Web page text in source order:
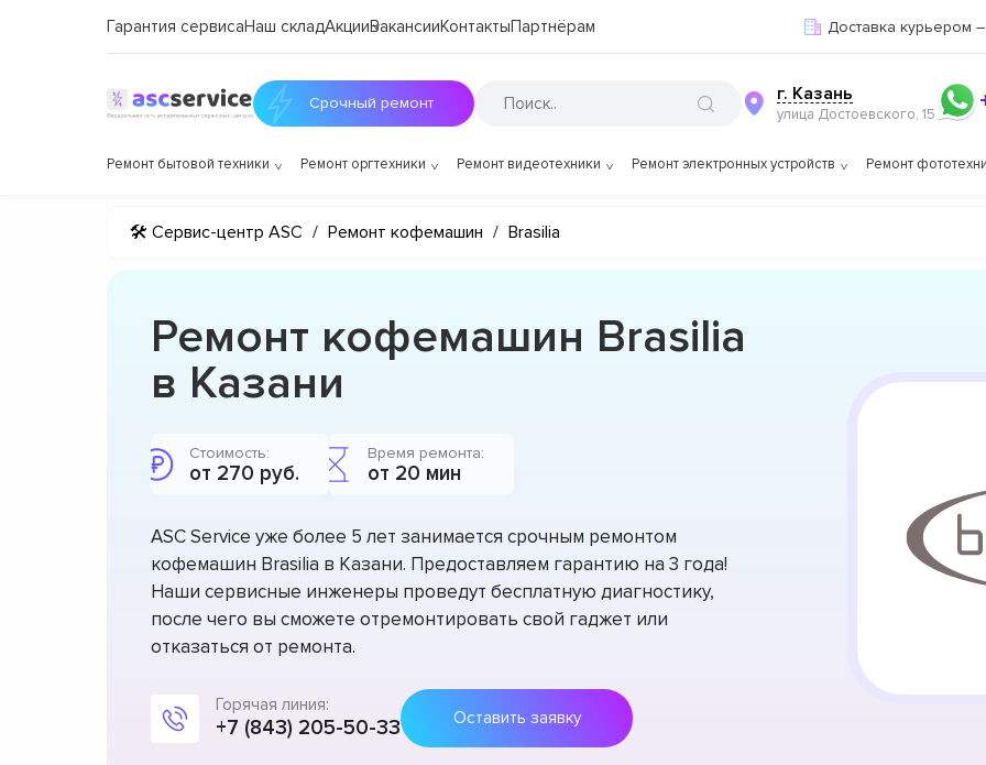
Гарантия сервисаНаш складАкцииВакансииКонтактыПартнёрам Доставка курьером
Срочный ремонт г. Казань
улица Достоевского, 15
Ремонт бытовой техники Ремонт оргтехники Ремонт видеотехники Ремонт электронных устройств Ремонт
🛠 Сервис-центр ASC / Ремонт кофемашин / Brasilia
Ремонт кофемашин Brasilia
в Казани
Стоимость:
от 270 руб.
Время ремонта:
от 20 мин
ASC Service уже более 5 лет занимается срочным ремонтом
кофемашин Brasilia в Казани. Предоставляем гарантию на 3 года!
Наши сервисные инженеры проведут бесплатную диагностику,
после чего вы сможете отремонтировать свой гаджет или
отказаться от ремонта.
Горячая линия:
+7 (843) 205-50-33 Оставить заявку